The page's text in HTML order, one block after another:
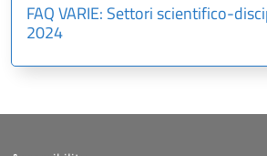
FAQ VARIE: Settori scientifico-
2024